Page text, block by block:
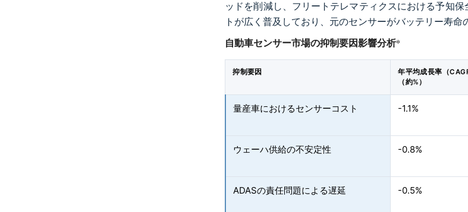
ッドを削減し、フリートテレマティクスにおける予知
トが広く普及しており、元のセンサーがバッテリー寿
自動車センサー市場の抑制要因影響分析*
抑制要因
年平均成長率（
（約%）
量産車におけるセンサーコスト -1.1%
ウェーハ供給の不安定性 -0.8%
ADASの責任問題による遅延 -0.5%